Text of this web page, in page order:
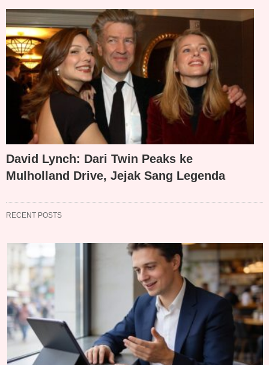
David Lynch: Dari Twin Peaks ke
Mulholland Drive, Jejak Sang Legenda
RECENT POSTS